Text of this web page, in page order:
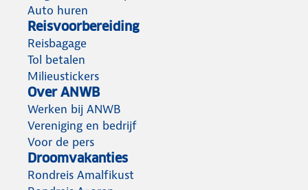
Auto huren
Reisvoorbereiding
Reisbagage
Tol betalen
Milieustickers
Over ANWB
Werken bij ANWB
Vereniging en bedrijf
Voor de pers
Droomvakanties
Rondreis Amalfikust